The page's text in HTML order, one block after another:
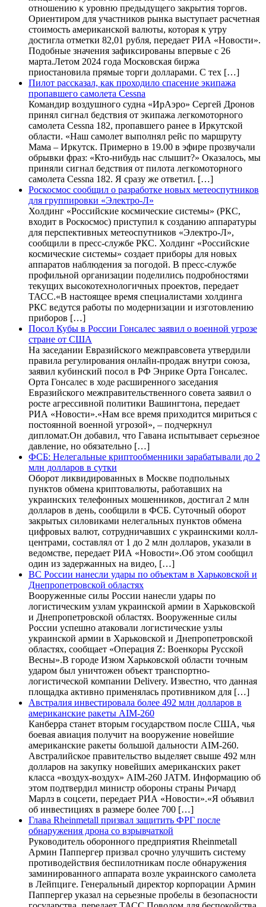
отношению к уровню предыдущего закрытия торгов.
Ориентиром для участников рынка выступает расчетная
стоимость американской валюты, которая к утру
достигла отметки 82,01 рубля, передает РИА «Новости».
Подобные значения зафиксированы впервые с 26
марта.Летом 2024 года Московская биржа
приостановила прямые торги долларами. С тех […]
Пилот рассказал, как проходило спасение экипажа
пропавшего самолета Cessna
Командир воздушного судна «ИрАэро» Сергей Дронов
принял сигнал бедствия от экипажа легкомоторного
самолета Cessna 182, пропавшего ранее в Иркутской
области. «Наш самолет выполнял рейс по маршруту
Мама – Иркутск. Примерно в 19.00 в эфире прозвучали
обрывки фраз: «Кто-нибудь нас слышит?» Оказалось, мы
приняли сигнал бедствия от пилота легкомоторного
самолета Cessna 182. Я сразу же ответил. […]
Роскосмос сообщил о разработке новых метеоспутников
для группировки «Электро-Л»
Холдинг «Российские космические системы» (РКС,
входит в Роскосмос) приступил к созданию аппаратуры
для перспективных метеоспутников «Электро-Л»,
сообщили в пресс-службе РКС. Холдинг «Российские
космические системы» создает приборы для новых
аппаратов наблюдения за погодой. В пресс-службе
профильной организации поделились подробностями
текущих высокотехнологичных проектов, передает
ТАСС.«В настоящее время специалистами холдинга
РКС ведутся работы по модернизации и изготовлению
приборов […]
Посол Кубы в России Гонсалес заявил о военной угрозе
стране от США
На заседании Евразийского межправсовета утвердили
правила регулирования онлайн-продаж внутри союза,
заявил кубинский посол в РФ Энрике Орта Гонсалес.
Орта Гонсалес в ходе расширенного заседания
Евразийского межправительственного совета заявил о
росте агрессивной политики Вашингтона, передает
РИА «Новости».«Нам все время приходится мириться с
постоянной военной угрозой», – подчеркнул
дипломат.Он добавил, что Гавана испытывает серьезное
давление, но обязательно […]
ФСБ: Нелегальные криптообменники зарабатывали до 2
млн долларов в сутки
Оборот ликвидированных в Москве подпольных
пунктов обмена криптовалюты, работавших на
украинских телефонных мошенников, достигал 2 млн
долларов в день, сообщили в ФСБ. Суточный оборот
закрытых силовиками нелегальных пунктов обмена
цифровых валют, сотрудничавших с украинскими колл-
центрами, составлял от 1 до 2 млн долларов, указали в
ведомстве, передает РИА «Новости».Об этом сообщил
один из задержанных на видео, […]
ВС России нанесли удары по объектам в Харьковской и
Днепропетровской областях
Вооруженные силы России нанесли удары по
логистическим узлам украинской армии в Харьковской
и Днепропетровской областях. Вооруженные силы
России успешно атаковали логистические узлы
украинской армии в Харьковской и Днепропетровской
областях, сообщает «Операция Z: Военкоры Русской
Весны».В городе Изюм Харьковской области точным
ударом был уничтожен объект транспортно-
логистической компании Delivery. Известно, что данная
площадка активно применялась противником для […]
Австралия инвестировала более 492 млн долларов в
американские ракеты AIM-260
Канберра станет вторым государством после США, чья
боевая авиация получит на вооружение новейшие
американские ракеты большой дальности AIM-260.
Австралийское правительство выделяет свыше 492 млн
долларов на закупку новейших американских ракет
класса «воздух-воздух» AIM-260 JATM. Информацию об
этом подтвердил министр обороны страны Ричард
Марлз в соцсети, передает РИА «Новости».«Я объявил
об инвестициях в размере более 700 […]
Глава Rheinmetall призвал защитить ФРГ после
обнаружения дрона со взрывчаткой
Руководитель оборонного предприятия Rheinmetall
Армин Паппергер призвал срочно улучшить систему
противодействия беспилотникам после обнаружения
заминированного аппарата возле украинского самолета
в Лейпциге. Генеральный директор корпорации Армин
Паппергер указал на серьезные пробелы в безопасности